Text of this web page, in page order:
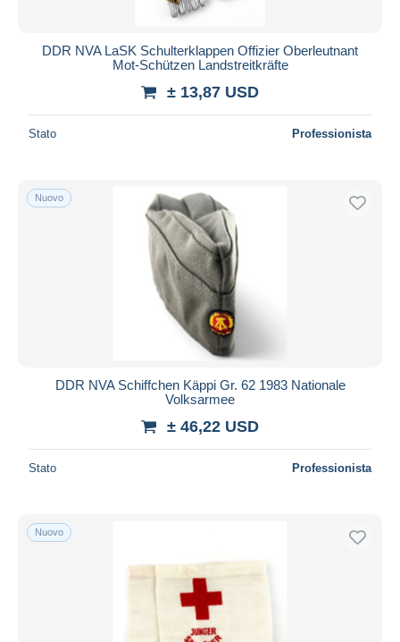
DDR NVA LaSK Schulterklappen Offizier Oberleutnant
Mot-Schützen Landstreitkräfte
± 13,87 USD
Stato Professionista
Nuovo
DDR NVA Schiffchen Käppi Gr. 62 1983 Nationale
Volksarmee
± 46,22 USD
Stato Professionista
Nuovo